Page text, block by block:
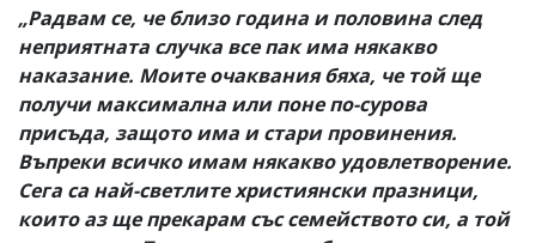
„Радвам се, че близо година и половина след
неприятната случка все пак има някакво
наказание. Моите очаквания бяха, че той ще
получи максимална или поне по-сурова
присъда, защото има и стари провинения.
Въпреки всичко имам някакво удовлетворение.
Сега са най-светлите християнски празници,
които аз ще прекарам със семейството си, а той